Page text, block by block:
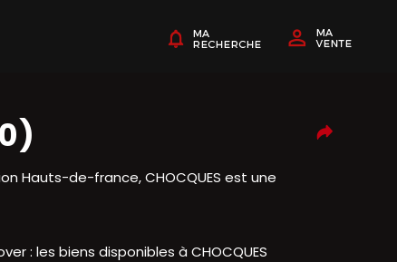
Hauts-de-france, CHOCQUES est une
: les biens disponibles à CHOCQUES